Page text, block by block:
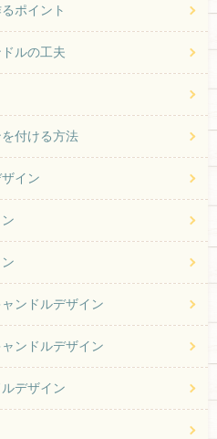
ポイント
ルの工夫
付ける方法
イン
ンドルデザイン
ンドルデザイン
デザイン